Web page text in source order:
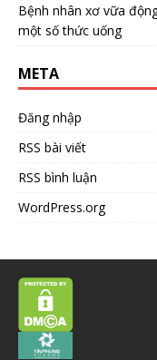
Bệnh nhân xơ vữa
một số thức uống
META
Đăng nhập
RSS bài viết
RSS bình luận
WordPress.org